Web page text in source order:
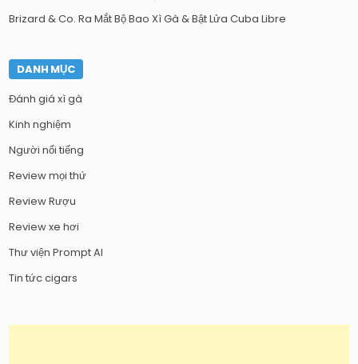
Brizard & Co. Ra Mắt Bộ Bao Xì Gà & Bật Lửa Cuba Libre
DANH MỤC
Đánh giá xì gà
Kinh nghiệm
Người nổi tiếng
Review mọi thứ
Review Rượu
Review xe hơi
Thư viện Prompt AI
Tin tức cigars